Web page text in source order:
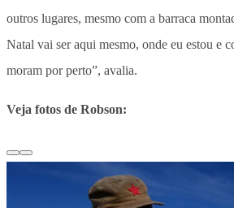
outros lugares, mesmo com a barraca
Natal vai ser aqui mesmo, onde eu estou e
moram por perto”, avalia.
Veja fotos de Robson: